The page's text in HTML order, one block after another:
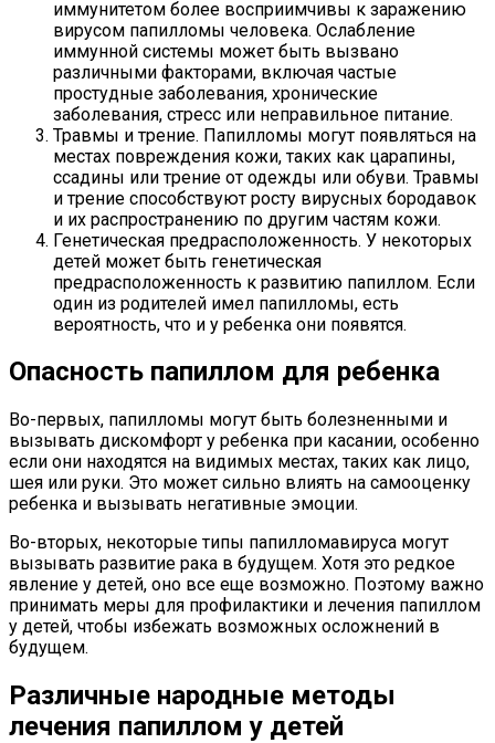
иммунитетом более восприимчивы к заражению
вирусом папилломы человека. Ослабление
иммунной системы может быть вызвано
различными факторами, включая частые
простудные заболевания, хронические
заболевания, стресс или неправильное питание.
Травмы и трение. Папилломы могут появляться на
местах повреждения кожи, таких как царапины,
ссадины или трение от одежды или обуви. Травмы
и трение способствуют росту вирусных бородавок
и их распространению по другим частям кожи.
Генетическая предрасположенность. У некоторых
детей может быть генетическая
предрасположенность к развитию папиллом. Если
один из родителей имел папилломы, есть
вероятность, что и у ребенка они появятся.
Опасность папиллом для ребенка
Во-первых, папилломы могут быть болезненными и
вызывать дискомфорт у ребенка при касании, особенно
если они находятся на видимых местах, таких как лицо,
шея или руки. Это может сильно влиять на самооценку
ребенка и вызывать негативные эмоции.
Во-вторых, некоторые типы папилломавируса могут
вызывать развитие рака в будущем. Хотя это редкое
явление у детей, оно все еще возможно. Поэтому важно
принимать меры для профилактики и лечения папиллом
у детей, чтобы избежать возможных осложнений в
будущем.
Различные народные методы
лечения папиллом у детей